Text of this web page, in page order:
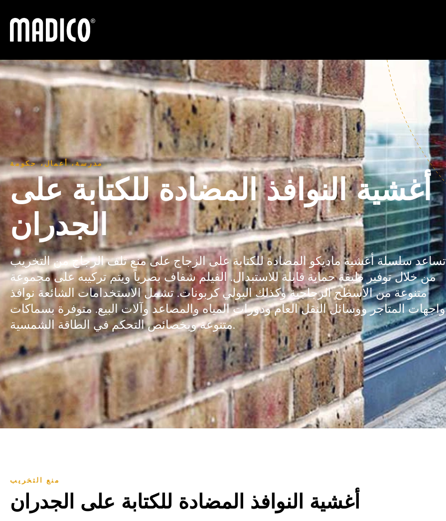
ماديكو
مدرسة، أعمال، حكومة
أغشية النوافذ المضادة للكتابة على
الجدران
تساعد سلسلة أغشية ماديكو المضادة للكتابة على الزجاج على منع تلف الزجاج من التخريب
من خلال توفير طبقة حماية قابلة للاستبدال. الفيلم شفاف بصرياً ويتم تركيبه على مجموعة
متنوعة من الأسطح الزجاجية وكذلك البولي كربونات. تشمل الاستخدامات الشائعة نوافذ
واجهات المتاجر ووسائل النقل العام ودورات المياه والمصاعد وآلات البيع. متوفرة بسماكات
متنوعة وبخصائص التحكم في الطاقة الشمسية.
منع التخريب
أغشية النوافذ المضادة للكتابة على الجدران